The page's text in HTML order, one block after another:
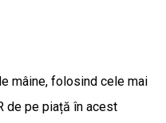
mâine, folosind cele mai
de pe piață în acest